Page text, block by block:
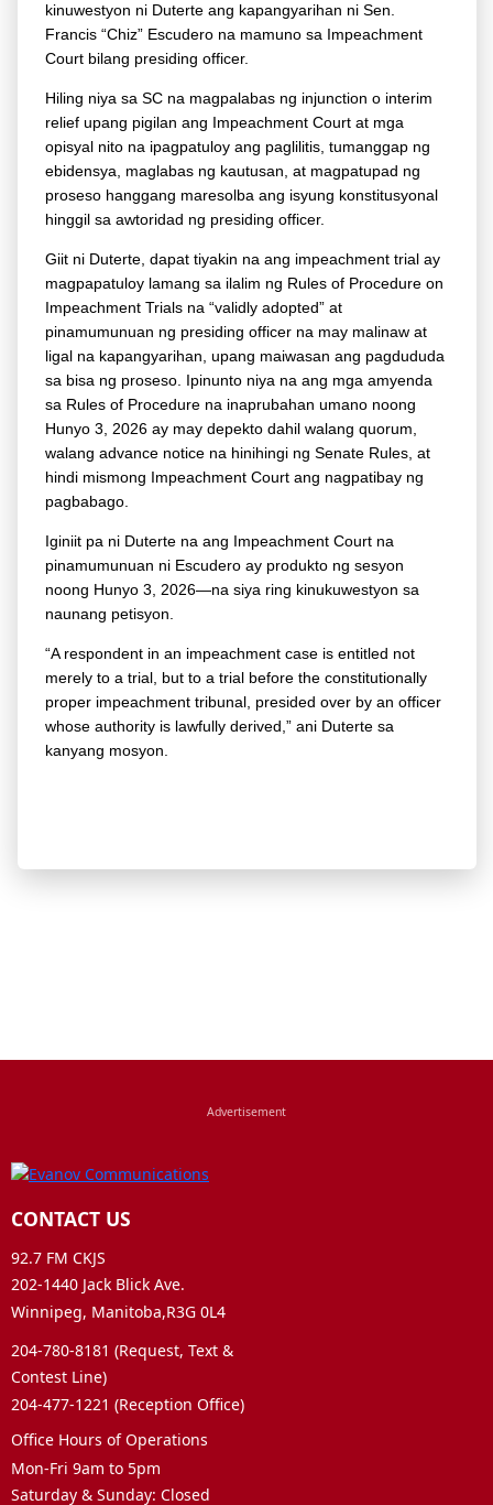
kinuwestyon ni Duterte ang kapangyarihan ni Sen.
Francis “Chiz” Escudero na mamuno sa Impeachment
Court bilang presiding officer.
Hiling niya sa SC na magpalabas ng injunction o interim
relief upang pigilan ang Impeachment Court at mga
opisyal nito na ipagpatuloy ang pag­lilitis, tumanggap ng
ebidensya, maglabas ng kautusan, at magpatupad ng
proseso hanggang maresolba ang isyung konstitusyonal
hinggil sa awtoridad ng presiding officer.
Giit ni Duterte, dapat tiyakin na ang impeachment trial ay
magpapatuloy lamang sa ilalim ng Rules of Procedure on
Impeachment Trials na “validly adopted” at
pinamumunuan ng presiding officer na may malinaw at
ligal na kapangyarihan, upang maiwasan ang pagdududa
sa bisa ng proseso. Ipinunto niya na ang mga amyen­da
sa Rules of Procedure na inaprubahan umano noong
Hunyo 3, 2026 ay may depekto dahil walang quorum,
walang advance notice na hinihingi ng Senate Rules, at
hindi mismong Impeachment Court ang nagpatibay ng
pagbabago.
Iginiit pa ni Duterte na ang Impeachment Court na
pinamumunuan ni Escudero ay produkto ng sesyon
noong Hunyo 3, 2026—na siya ring kinukuwestyon sa
naunang petisyon.
“A respondent in an impeachment case is entitled not
merely to a trial, but to a trial before the constitutionally
proper impeachment tribunal, presided over by an officer
whose authority is lawfully derived,” ani Duterte sa
kanyang mosyon.
CONTACT US
92.7 FM CKJS
202-1440 Jack Blick Ave.
Winnipeg, Manitoba,R3G 0L4
204-780-8181 (Request, Text &
Contest Line)
204-477-1221 (Reception Office)
Office Hours of Operations
Mon-Fri 9am to 5pm
Saturday & Sunday: Closed